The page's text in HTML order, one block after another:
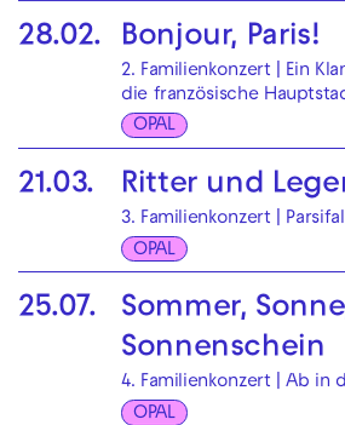
28.02. Bonjour, Paris!
2. Familienkonzert | Ein
die französische
OPAL
21.03. Ritter und
3. Familienkonzert |
OPAL
25.07.
Sommer,
Sonnenschein
4. Familienkonzert | Ab in
OPAL